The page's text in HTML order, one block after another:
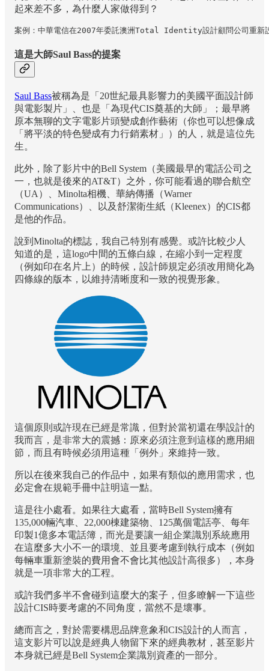
起來差不多，為什麼人家做得到？
案例：中華電信在2007年委託澳洲Total Identity設計顧問公司重新設
這是大師Saul Bass的提案
Saul Bass被稱為是「20世紀最具影響力的美國平面設計師
與電影製片」、也是「為現代CIS奠基的大師」；最早將
原本無聊的文字電影片頭變成創作藝術（你也可以想像成
「將平淡的特色變成有力行銷素材」）的人，就是這位先
生。
此外，除了影片中的Bell System（美國最早的電話公司之
一，也就是後來的AT&T）之外，你可能看過的聯合航空
（UA）、Minolta相機、華納傳播（Warner
Communications）、以及舒潔衛生紙（Kleenex）的CIS都
是他的作品。
說到Minolta的標誌，我自己特別有感覺。或許比較少人
知道的是，這logo中間的五條白線，在縮小到一定程度
（例如印在名片上）的時候，設計師規定必須改用簡化為
四條線的版本，以維持清晰度和一致的視覺形象。
這個原則或許現在已經是常識，但對於當初還在學設計的
我而言，是非常大的震撼：原來必須注意到這樣的應用細
節，而且有時候必須用這種「例外」來維持一致。
所以在後來我自己的作品中，如果有類似的應用需求，也
必定會在規範手冊中註明這一點。
這是往小處看。如果往大處看，當時Bell System擁有
135,000輛汽車、22,000棟建築物、125萬個電話亭、每年
印製1億多本電話簿，而光是要讓一組企業識別系統應用
在這麼多大小不一的環境、並且要考慮到執行成本（例如
每輛車重新塗裝的費用會不會比其他設計高很多），本身
就是一項非常大的工程。
或許我們多半不會碰到這麼大的案子，但多瞭解一下這些
設計CIS時要考慮的不同角度，當然不是壞事。
總而言之，對於需要構思品牌意象和CIS設計的人而言，
這支影片可以說是經典人物留下來的經典教材，甚至影片
本身就已經是Bell System企業識別資產的一部分。